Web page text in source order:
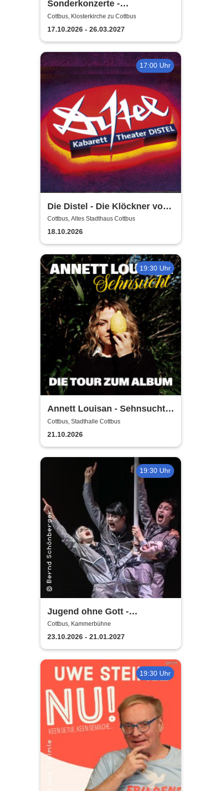
Sonderkonzerte -
Staatstheater Cottbus
Cottbus, Klosterkirche zu Cottbus
17.10.2026 - 26.03.2027
17:00 Uhr
Die Distel - Die Klöckner von
Instagram
Cottbus, Altes Stadthaus Cottbus
18.10.2026
19:30 Uhr
Annett Louisan - Sehnsucht -
Live 2026
Cottbus, Stadthalle Cottbus
21.10.2026
19:30 Uhr
Jugend ohne Gott -
Staatstheater Cottbus
Cottbus, Kammerbühne
23.10.2026 - 21.01.2027
19:30 Uhr